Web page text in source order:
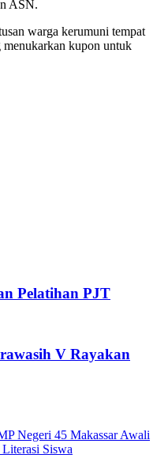
ASN.
warga kerumuni tempat
menukarkan kupon untuk
Pelatihan PJT
V Rayakan